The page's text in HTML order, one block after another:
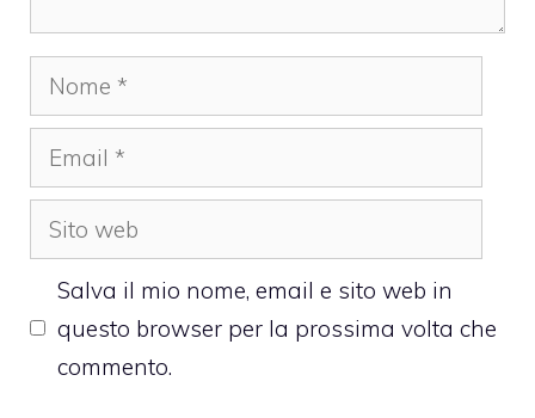
Nome
Email
Sito
web
Salva il mio nome, email e sito web in
questo browser per la prossima volta che
commento.